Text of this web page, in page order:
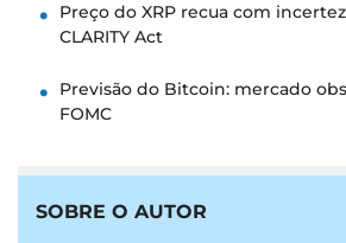
Preço do XRP recua com
CLARITY Act
Previsão do Bitcoin: mercado
FOMC
SOBRE O AUTOR